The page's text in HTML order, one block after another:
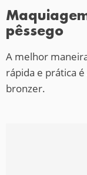
pêssego
A melhor
rápida e prática
bronzer.